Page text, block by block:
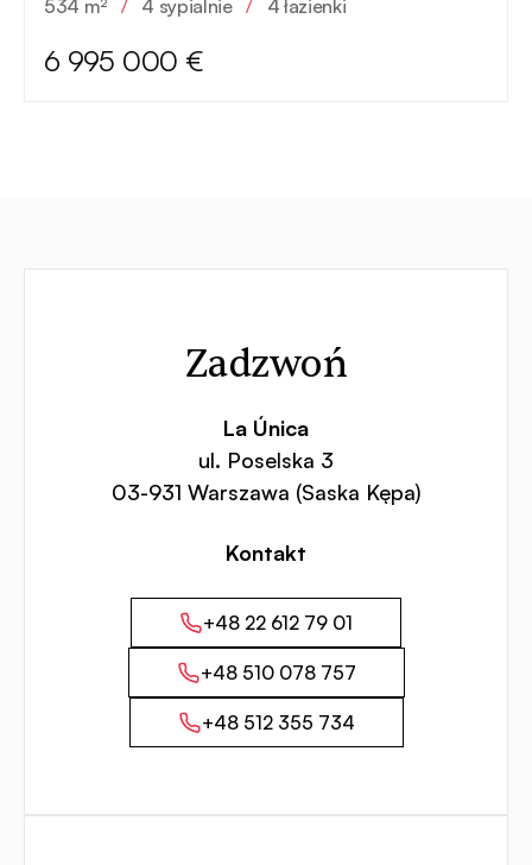
534 m² / 4 sypialnie / 4 łazienki
6 995 000 €
Zadzwoń
La Única
ul. Poselska 3
03-931 Warszawa (Saska Kępa)
Kontakt
+48 22 612 79 01
+48 510 078 757
+48 512 355 734